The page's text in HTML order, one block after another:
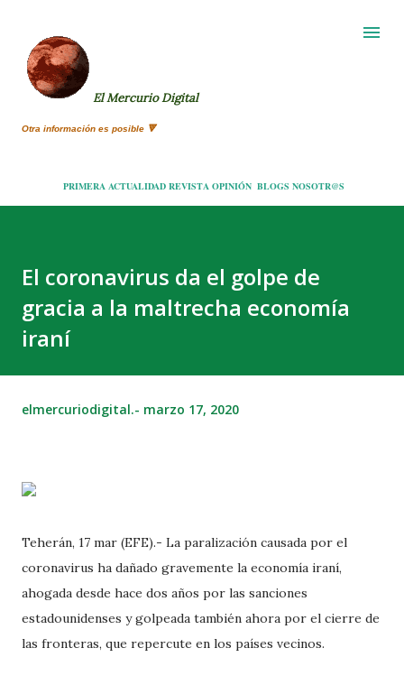
El Mercurio Digital
Otra información es posible 🔻
PRIMERA ACTUALIDAD REVISTA OPINIÓN BLOGS NOSOTR@S
El coronavirus da el golpe de
gracia a la maltrecha economía
iraní
elmercuriodigital.- marzo 17, 2020
Teherán, 17 mar (EFE).- La paralización causada por el
coronavirus ha dañado gravemente la economía iraní,
ahogada desde hace dos años por las sanciones
estadounidenses y golpeada también ahora por el cierre de
las fronteras, que repercute en los países vecinos.